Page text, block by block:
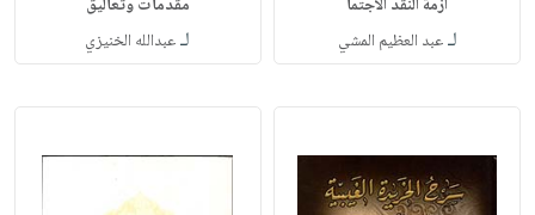
لـعبد العظيم المشي لـعبدالله الخنيزي